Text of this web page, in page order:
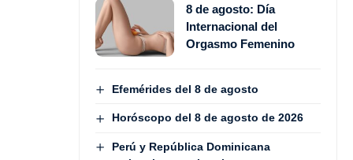
8 de agosto: Día
Internacional del
Orgasmo Femenino
Efemérides del 8 de agosto
Horóscopo del 8 de agosto de 2026
Perú y República Dominicana